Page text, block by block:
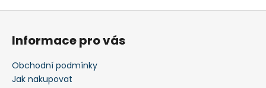
Informace pro vás
Obchodní podmínky
Jak nakupovat